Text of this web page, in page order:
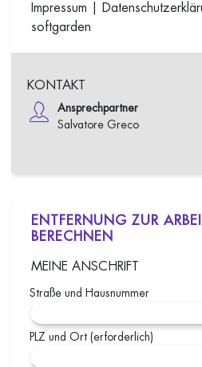
Impressum
softgarden
KONTAKT
Ansprechpartner
Salvatore Greco
ENTFERNUNG ZUR
BERECHNEN
MEINE ANSCHRIFT
Straße und Hausnummer
PLZ und Ort (erforderlich)